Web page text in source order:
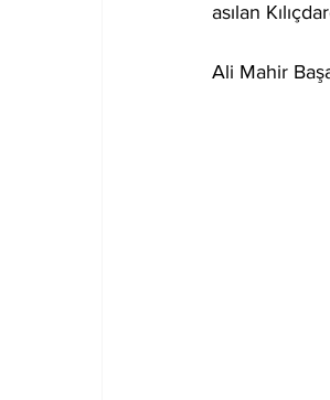
asılan
Ali Mahir